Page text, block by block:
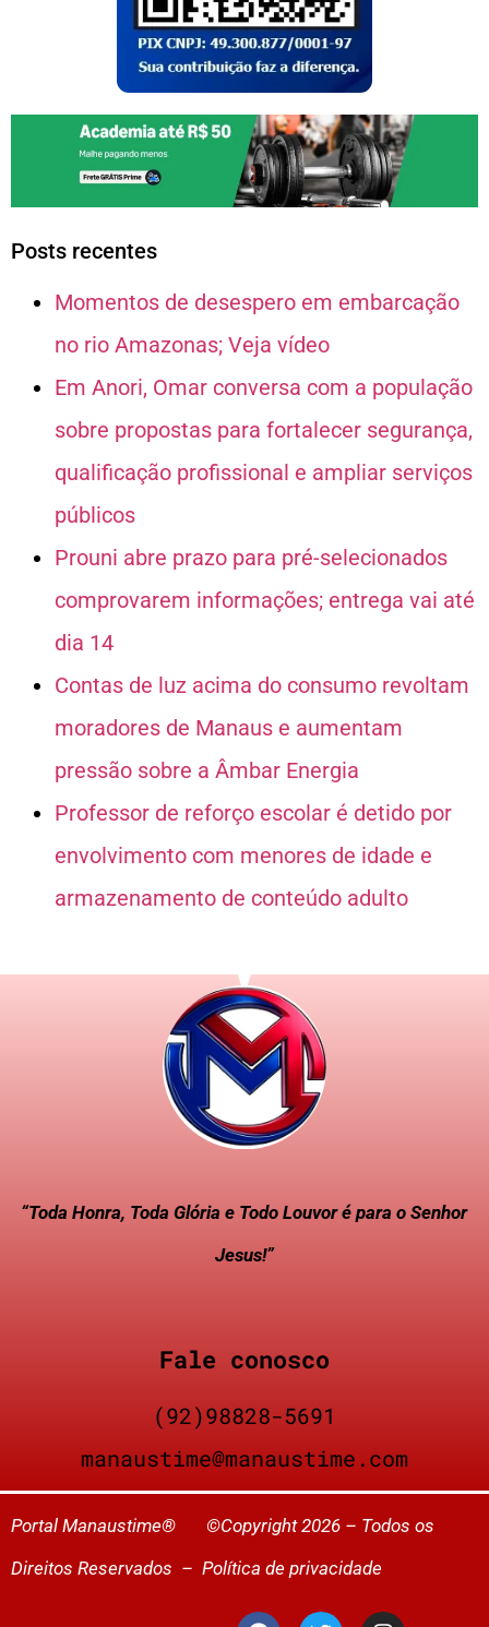
Posts recentes
Momentos de desespero em embarcação
no rio Amazonas; Veja vídeo
Em Anori, Omar conversa com a população
sobre propostas para fortalecer segurança,
qualificação profissional e ampliar serviços
públicos
Prouni abre prazo para pré-selecionados
comprovarem informações; entrega vai até
dia 14
Contas de luz acima do consumo revoltam
moradores de Manaus e aumentam
pressão sobre a Âmbar Energia
Professor de reforço escolar é detido por
envolvimento com menores de idade e
armazenamento de conteúdo adulto
“Toda Honra, Toda Glória e Todo Louvor é para o Senhor
Jesus!”
Fale conosco
(92)98828-5691
manaustime@manaustime.com
Portal Manaustime® ©Copyright 2026 – Todos os
Direitos Reservados – Política de privacidade